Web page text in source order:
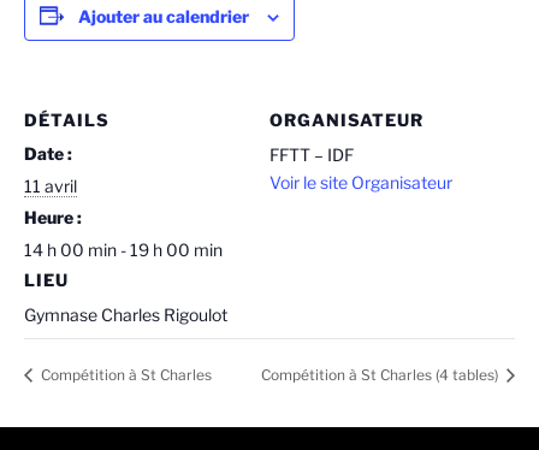
Ajouter au calendrier
DÉTAILS
Date :
11 avril
Heure :
14 h 00 min - 19 h 00 min
LIEU
Gymnase Charles Rigoulot
ORGANISATEUR
FFTT – IDF
Voir le site Organisateur
Compétition à St Charles Compétition à St Charles (4 tables)